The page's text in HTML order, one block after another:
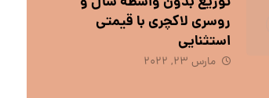
روسری لاکچری با قیمتی
استثنایی
مارس 23, 2022